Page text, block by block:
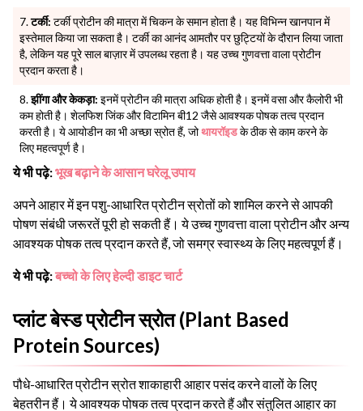
टर्की: टर्की प्रोटीन की मात्रा में चिकन के समान होता है। यह विभिन्न खानपान में
इस्तेमाल किया जा सकता है। टर्की का आनंद आमतौर पर छुट्टियों के दौरान लिया जाता
है, लेकिन यह पूरे साल बाज़ार में उपलब्ध रहता है। यह उच्च गुणवत्ता वाला प्रोटीन
प्रदान करता है।
झींगा और केकड़ा: इनमें प्रोटीन की मात्रा अधिक होती है। इनमें वसा और कैलोरी भी
कम होती है। शेलफिश जिंक और विटामिन बी12 जैसे आवश्यक पोषक तत्व प्रदान
करती है। ये आयोडीन का भी अच्छा स्रोत हैं, जोथायरॉइडके ठीक से काम करने के
लिए महत्वपूर्ण है।
ये भी पढ़े:भूख बढ़ाने के आसान घरेलू उपाय
अपने आहार में इन पशु-आधारित प्रोटीन स्रोतों को शामिल करने से आपकी
पोषण संबंधी जरूरतें पूरी हो सकती हैं। ये उच्च गुणवत्ता वाला प्रोटीन और अन्य
आवश्यक पोषक तत्व प्रदान करते हैं, जो समग्र स्वास्थ्य के लिए महत्वपूर्ण हैं।
ये भी पढ़े:बच्चो के लिए हेल्दी डाइट चार्ट
प्लांट बेस्ड प्रोटीन स्रोत (Plant Based
Protein Sources)
पौधे-आधारित प्रोटीन स्रोत शाकाहारी आहार पसंद करने वालों के लिए
बेहतरीन हैं। ये आवश्यक पोषक तत्व प्रदान करते हैं और संतुलित आहार का